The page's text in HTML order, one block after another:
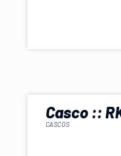
Casco ::
CASCOS